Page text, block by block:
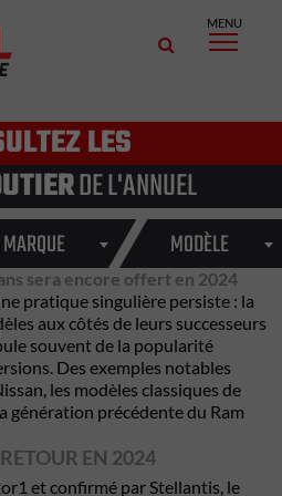
MENU
LES
DE L'ANNUEL
MARQUE MODÈLE
sera encore offert en 2024
pratique singulière persiste : la
aux côtés de leurs successeurs
souvent de la popularité
Des exemples notables
les modèles classiques de
génération précédente du Ram
EN 2024
et confirmé par Stellantis, le